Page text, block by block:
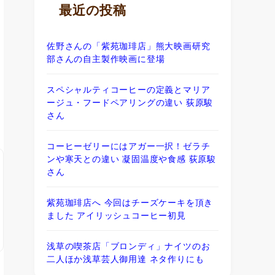
最近の投稿
佐野さんの「紫苑珈琲店」熊大映画研究
部さんの自主製作映画に登場
スペシャルティコーヒーの定義とマリア
ージュ・フードペアリングの違い 荻原駿
さん
コーヒーゼリーにはアガー一択！ゼラチ
ンや寒天との違い 凝固温度や食感 荻原駿
さん
紫苑珈琲店へ 今回はチーズケーキを頂き
ました アイリッシュコーヒー初見
浅草の喫茶店「ブロンディ」ナイツのお
二人ほか浅草芸人御用達 ネタ作りにも